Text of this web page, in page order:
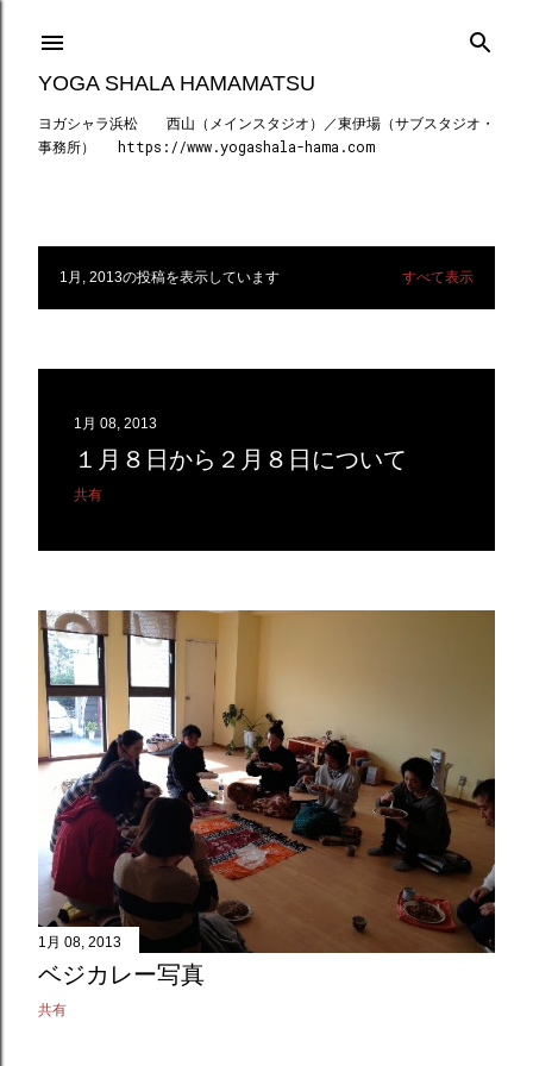
スキップしてメイン コンテンツに移動
YOGA SHALA HAMAMATSU
ヨガシャラ浜松 西山（メインスタジオ）／東伊場（サブスタジオ・
事務所） https://www.yogashala-hama.com
投
1月, 2013の投稿を表示しています すべて表示
1月 08, 2013
１月８日から２月８日について
共有
1月 08, 2013
ベジカレー写真
共有